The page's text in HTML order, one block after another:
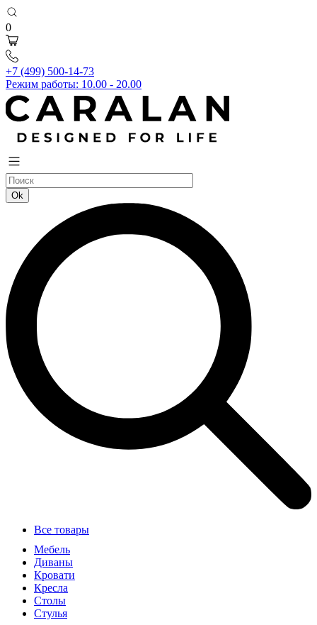
0
+7 (499) 500-14-73
Режим работы: 10.00 - 20.00
Все товары
Мебель
Диваны
Кровати
Кресла
Столы
Стулья